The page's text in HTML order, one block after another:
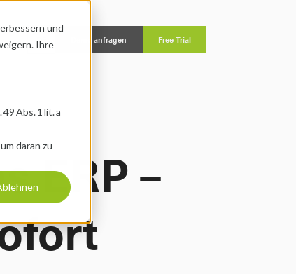
und
Ihre
Abs. 1 lit. a
daran zu
DE Demo anfragen Free Trial
ERP –